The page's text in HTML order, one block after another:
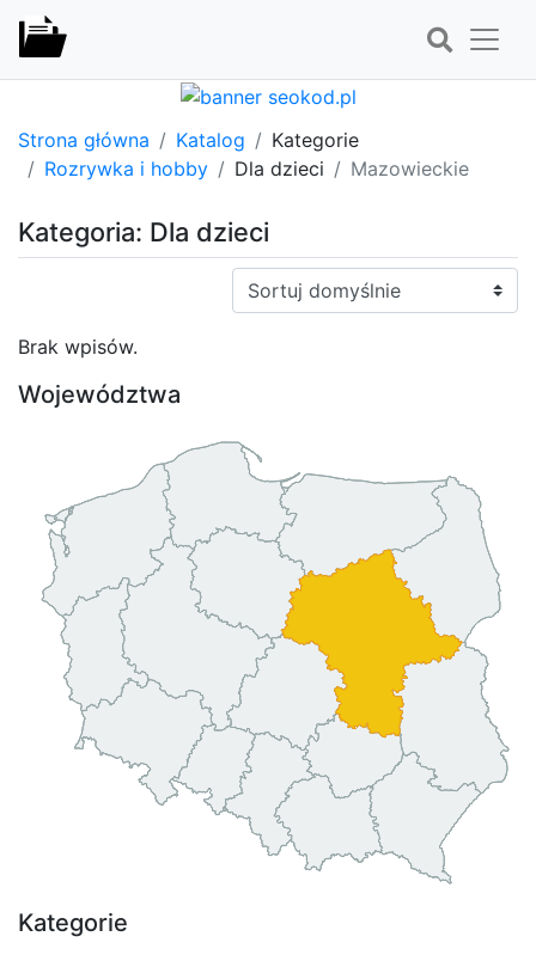
Strona główna Katalog
Kategorie
Rozrywka i hobby
Dla dzieci Mazowieckie
Kategoria: Dla dzieci
Sortuj:
Brak wpisów.
Województwa
Kategorie